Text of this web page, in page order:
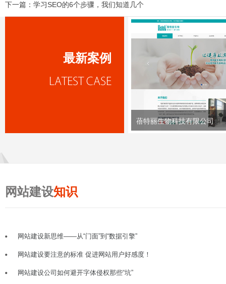
下一篇： 学习SEO的6个步骤，我们知道几个
最新案例
蓓特丽生物科技有限公司
网站建设知识
网站建设新思维——从“门面”到“数据引擎”
网站建设要注意的标准 促进网站用户好感度！
网站建设公司如何避开字体侵权那些“坑”